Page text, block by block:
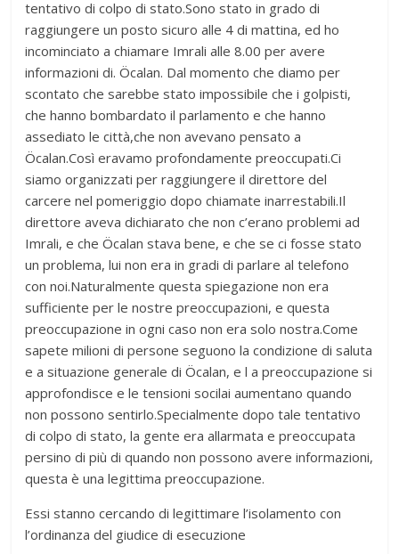
tentativo di colpo di stato.Sono stato in grado di
raggiungere un posto sicuro alle 4 di mattina, ed ho
incominciato a chiamare Imrali alle 8.00 per avere
informazioni di. Öcalan. Dal momento che diamo per
scontato che sarebbe stato impossibile che i golpisti,
che hanno bombardato il parlamento e che hanno
assediato le città,che non avevano pensato a
Öcalan.Così eravamo profondamente preoccupati.Ci
siamo organizzati per raggiungere il direttore del
carcere nel pomeriggio dopo chiamate inarrestabili.Il
direttore aveva dichiarato che non c’erano problemi ad
Imrali, e che Öcalan stava bene, e che se ci fosse stato
un problema, lui non era in gradi di parlare al telefono
con noi.Naturalmente questa spiegazione non era
sufficiente per le nostre preoccupazioni, e questa
preoccupazione in ogni caso non era solo nostra.Come
sapete milioni di persone seguono la condizione di saluta
e a situazione generale di Öcalan, e l a preoccupazione si
approfondisce e le tensioni socilai aumentano quando
non possono sentirlo.Specialmente dopo tale tentativo
di colpo di stato, la gente era allarmata e preoccupata
persino di più di quando non possono avere informazioni,
questa è una legittima preoccupazione.
Essi stanno cercando di legittimare l’isolamento con
l’ordinanza del giudice di esecuzione